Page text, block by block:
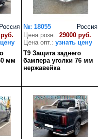
Россия
мм
Россия
№: 18055
Цена розн.: 29000 руб.
Цена опт.: узнать цену
T9 Защита заднего
бампера уголки 76 мм
нержавейка